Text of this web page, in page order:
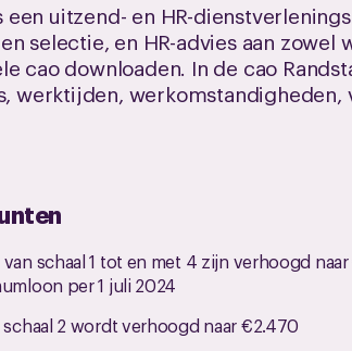
een uitzend- en HR-
selectie, en HR-advies aan
cao downloaden. In de cao
werktijden,
van schaal 1 tot en met 4 zijn verhoogd
per 1 juli 2024
schaal 2 wordt verhoogd naar €2.470